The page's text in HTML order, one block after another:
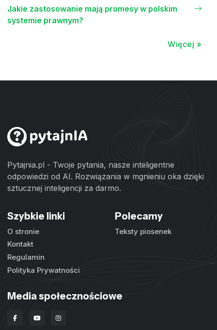
Jakie zastosowanie mają promesy w polskim
systemie prawnym?
Więcej »
Pytajnia.pl - Twoje pytania, nasze inteligentne
odpowiedzi od AI. Rozwiązania w mgnieniu oka dzięki
sztucznej inteligencji za darmo.
Szybkie linki
O stronie
Kontakt
Regulamin
Polityka Prywatności
Polecamy
Teksty piosenek
Media społecznościowe